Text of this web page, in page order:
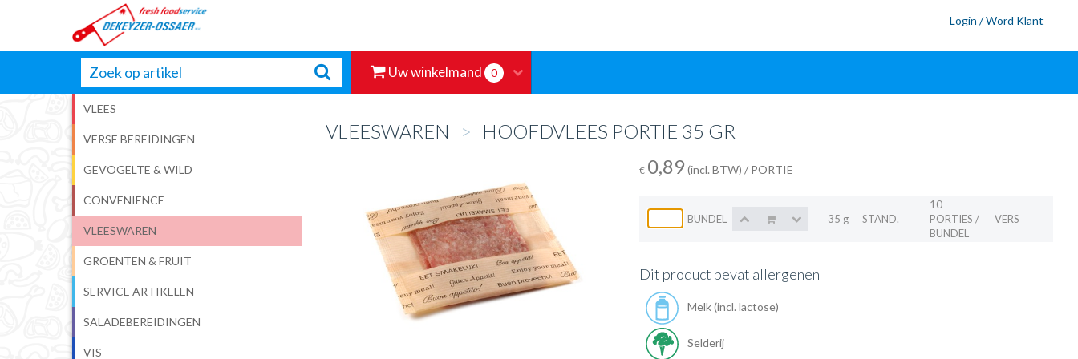
Login / Word Klant
Uw winkelmand 0
VLEES
VERSE BEREIDINGEN
GEVOGELTE & WILD
CONVENIENCE
VLEESWAREN
GROENTEN & FRUIT
SERVICE ARTIKELEN
SALADEBEREIDINGEN
VIS
VLEESWAREN > HOOFDVLEES PORTIE 35 GR
€ 0,89(incl. BTW) / PORTIE
BUNDEL 35 g STAND.
10
PORTIES /
BUNDEL
VERS
Dit product bevat allergenen
Melk (incl. lactose)
Selderij